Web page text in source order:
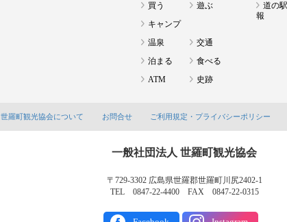
買う
遊ぶ
キャンプ
温泉
交通
泊まる
食べる
ATM
史跡
道の
報
世羅町観光協会について お問合せ ご利用規定・プライバシーポリシー
一般社団法人 世羅町観光協会
〒729-3302 広島県世羅郡世羅町川尻2402-1
TEL 0847-22-4400 FAX 0847-22-0315